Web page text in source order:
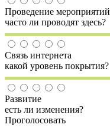
Проведение мероприятий
часто ли проводят здесь?
Связь интернета
какой уровень покрытия?
Развитие
есть ли изменения?
Проголосовать